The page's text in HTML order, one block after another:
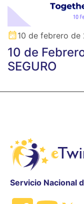
10 de febrero de
10 de
SEGURO
Servicio Nacional